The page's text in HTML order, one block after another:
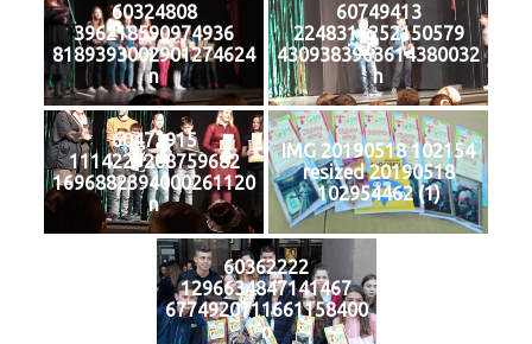
60324808
396218590974936
8189393002901274624
n
60749413
2248317252150579
4309383963614380032
n
60473915
1114229208759682
1696882394000261120
n
IMG 20190518 102154
resized 20190518
102954462 (1)
60362222
1296634847141467
6774920711661158400
n